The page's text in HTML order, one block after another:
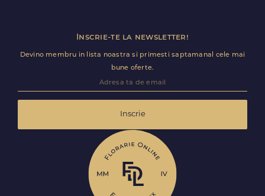
Inscrie-te la newsletter!
Devino membru in lista noastra si primesti saptamanal cele mai
bune oferte.
Inscrie